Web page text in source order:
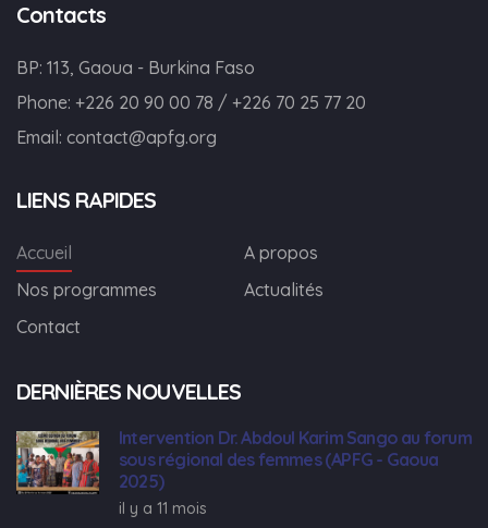
Contacts
BP: 113, Gaoua - Burkina Faso
Phone: +226 20 90 00 78 / +226 70 25 77 20
Email: contact@apfg.org
LIENS RAPIDES
Accueil
A propos
Nos programmes
Actualités
Contact
DERNIÈRES NOUVELLES
Intervention Dr. Abdoul Karim Sango au forum
sous régional des femmes (APFG - Gaoua
2025)
il y a 11 mois